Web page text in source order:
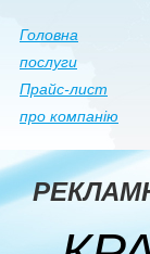
Головна
послуги
Прайс-лист
про компанію